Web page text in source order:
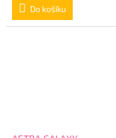
Do košíku